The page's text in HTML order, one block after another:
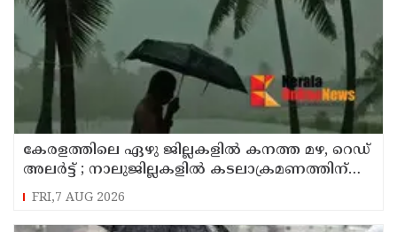
കേരളത്തിലെ ഏഴു ജില്ലകളിൽ കനത്ത മഴ, റെഡ്
അലർട്ട് ; നാലുജില്ലകളിൽ കടലാക്രമണത്തിന്
സാധ്യത
FRI,7 AUG 2026